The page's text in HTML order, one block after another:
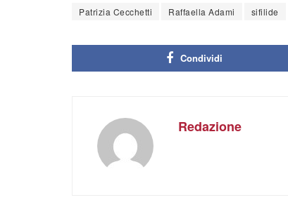
Patrizia Cecchetti
Raffaella Adami sifilide
Condividi
Redazione